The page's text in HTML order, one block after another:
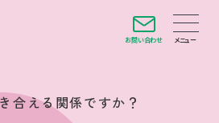
お問い合わせ
を問い直していますか？